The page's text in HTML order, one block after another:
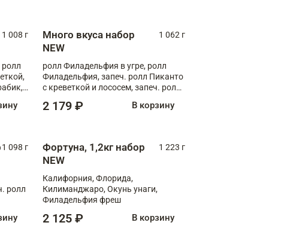
1 008 г
Много вкуса набор
NEW
1 062 г
ролл Филадельфия в угре, ролл
Филадельфия, запеч. ролл Пиканто
с креветкой и лососем, запеч. ролл
2 179 ₽ В корзину
1 098 г
ролл
Фортуна, 1,2кг набор
NEW
1 223 г
Калифорния, Флорида,
Килиманджаро, Окунь унаги,
Филадельфия фреш
2 125 ₽ В корзину